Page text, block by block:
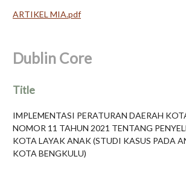
ARTIKEL MIA.pdf
Dublin Core
Title
IMPLEMENTASI PERATURAN DAERAH
NOMOR 11 TAHUN 2021 TENTANG
KOTA LAYAK ANAK (STUDI KASUS PADA
KOTA BENGKULU)